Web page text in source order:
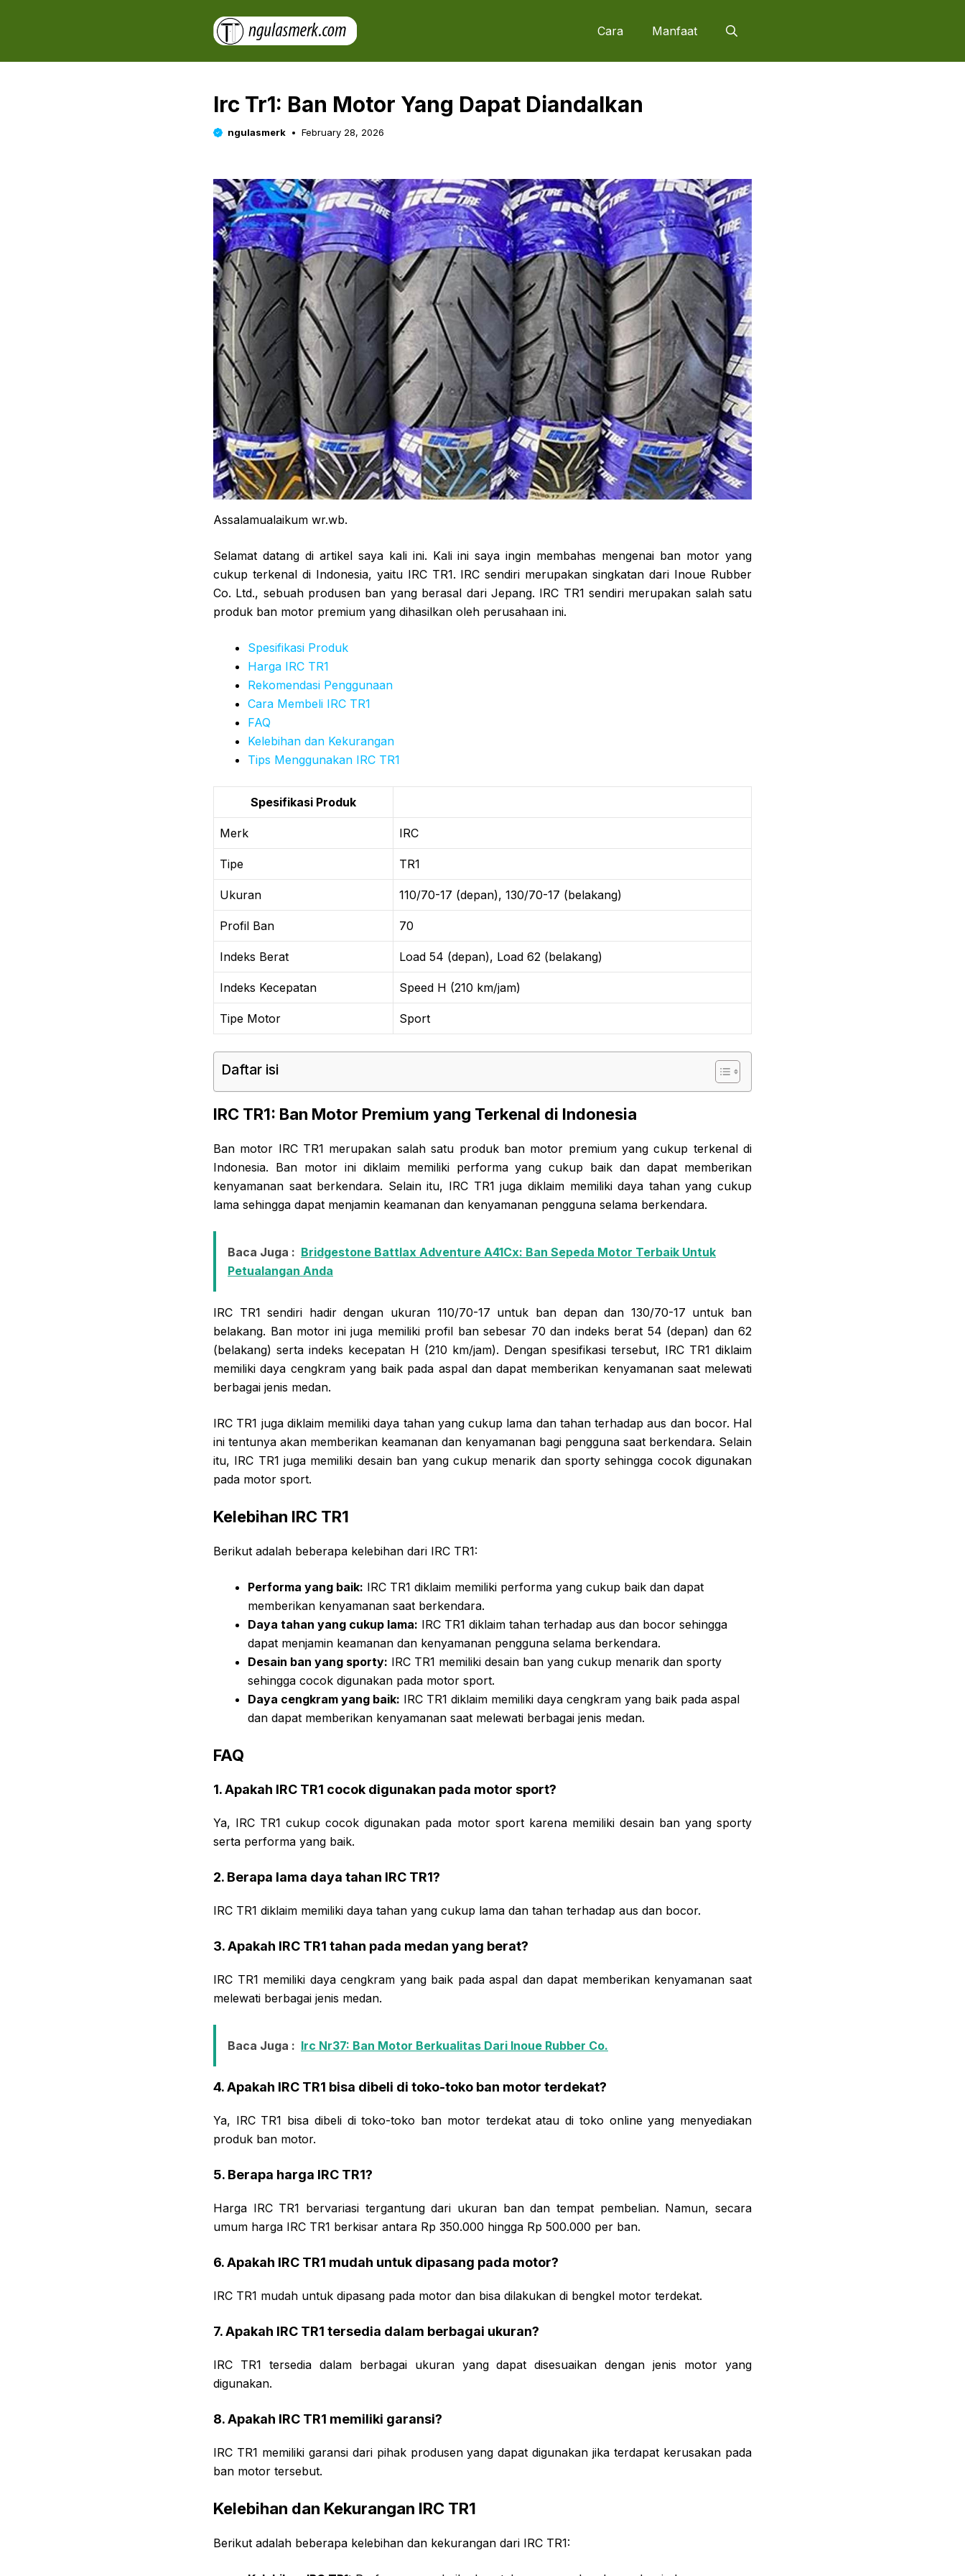
Cara Manfaat
Irc Tr1: Ban Motor Yang Dapat Diandalkan
ngulasmerk February 28, 2026
Assalamualaikum wr.wb.
Selamat datang di artikel saya kali ini. Kali ini saya ingin membahas mengenai ban motor yang
cukup terkenal di Indonesia, yaitu IRC TR1. IRC sendiri merupakan singkatan dari Inoue Rubber
Co. Ltd., sebuah produsen ban yang berasal dari Jepang. IRC TR1 sendiri merupakan salah satu
produk ban motor premium yang dihasilkan oleh perusahaan ini.
Spesifikasi Produk
Harga IRC TR1
Rekomendasi Penggunaan
Cara Membeli IRC TR1
FAQ
Kelebihan dan Kekurangan
Tips Menggunakan IRC TR1
Spesifikasi Produk
Merk IRC
Tipe TR1
Ukuran 110/70-17 (depan), 130/70-17 (belakang)
Profil Ban 70
Indeks Berat Load 54 (depan), Load 62 (belakang)
Indeks Kecepatan Speed H (210 km/jam)
Tipe Motor Sport
Daftar isi
IRC TR1: Ban Motor Premium yang Terkenal di Indonesia
Ban motor IRC TR1 merupakan salah satu produk ban motor premium yang cukup terkenal di
Indonesia. Ban motor ini diklaim memiliki performa yang cukup baik dan dapat memberikan
kenyamanan saat berkendara. Selain itu, IRC TR1 juga diklaim memiliki daya tahan yang cukup
lama sehingga dapat menjamin keamanan dan kenyamanan pengguna selama berkendara.
Baca Juga : Bridgestone Battlax Adventure A41Cx: Ban Sepeda Motor Terbaik Untuk
Petualangan Anda
IRC TR1 sendiri hadir dengan ukuran 110/70-17 untuk ban depan dan 130/70-17 untuk ban
belakang. Ban motor ini juga memiliki profil ban sebesar 70 dan indeks berat 54 (depan) dan 62
(belakang) serta indeks kecepatan H (210 km/jam). Dengan spesifikasi tersebut, IRC TR1 diklaim
memiliki daya cengkram yang baik pada aspal dan dapat memberikan kenyamanan saat melewati
berbagai jenis medan.
IRC TR1 juga diklaim memiliki daya tahan yang cukup lama dan tahan terhadap aus dan bocor. Hal
ini tentunya akan memberikan keamanan dan kenyamanan bagi pengguna saat berkendara. Selain
itu, IRC TR1 juga memiliki desain ban yang cukup menarik dan sporty sehingga cocok digunakan
pada motor sport.
Kelebihan IRC TR1
Berikut adalah beberapa kelebihan dari IRC TR1:
Performa yang baik: IRC TR1 diklaim memiliki performa yang cukup baik dan dapat
memberikan kenyamanan saat berkendara.
Daya tahan yang cukup lama: IRC TR1 diklaim tahan terhadap aus dan bocor sehingga
dapat menjamin keamanan dan kenyamanan pengguna selama berkendara.
Desain ban yang sporty: IRC TR1 memiliki desain ban yang cukup menarik dan sporty
sehingga cocok digunakan pada motor sport.
Daya cengkram yang baik: IRC TR1 diklaim memiliki daya cengkram yang baik pada aspal
dan dapat memberikan kenyamanan saat melewati berbagai jenis medan.
FAQ
1. Apakah IRC TR1 cocok digunakan pada motor sport?
Ya, IRC TR1 cukup cocok digunakan pada motor sport karena memiliki desain ban yang sporty
serta performa yang baik.
2. Berapa lama daya tahan IRC TR1?
IRC TR1 diklaim memiliki daya tahan yang cukup lama dan tahan terhadap aus dan bocor.
3. Apakah IRC TR1 tahan pada medan yang berat?
IRC TR1 memiliki daya cengkram yang baik pada aspal dan dapat memberikan kenyamanan saat
melewati berbagai jenis medan.
Baca Juga : Irc Nr37: Ban Motor Berkualitas Dari Inoue Rubber Co.
4. Apakah IRC TR1 bisa dibeli di toko-toko ban motor terdekat?
Ya, IRC TR1 bisa dibeli di toko-toko ban motor terdekat atau di toko online yang menyediakan
produk ban motor.
5. Berapa harga IRC TR1?
Harga IRC TR1 bervariasi tergantung dari ukuran ban dan tempat pembelian. Namun, secara
umum harga IRC TR1 berkisar antara Rp 350.000 hingga Rp 500.000 per ban.
6. Apakah IRC TR1 mudah untuk dipasang pada motor?
IRC TR1 mudah untuk dipasang pada motor dan bisa dilakukan di bengkel motor terdekat.
7. Apakah IRC TR1 tersedia dalam berbagai ukuran?
IRC TR1 tersedia dalam berbagai ukuran yang dapat disesuaikan dengan jenis motor yang
digunakan.
8. Apakah IRC TR1 memiliki garansi?
IRC TR1 memiliki garansi dari pihak produsen yang dapat digunakan jika terdapat kerusakan pada
ban motor tersebut.
Kelebihan dan Kekurangan IRC TR1
Berikut adalah beberapa kelebihan dan kekurangan dari IRC TR1: